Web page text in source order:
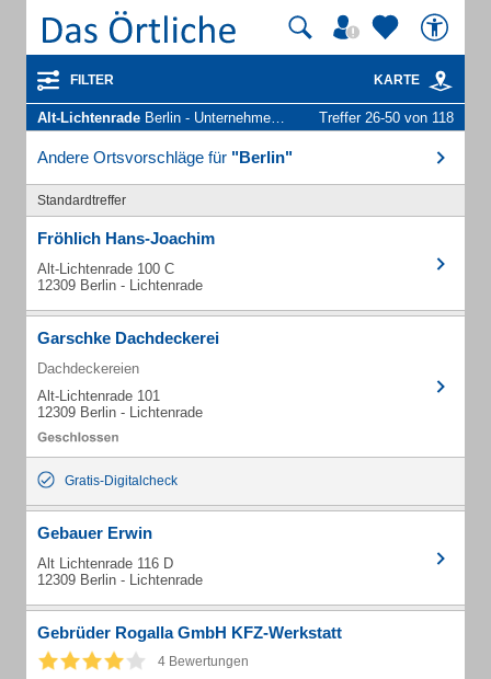
FILTER KARTE
Alt-Lichtenrade Berlin - Unternehmen und Personen Treffer 26-50 von 118
Andere Ortsvorschläge für "Berlin"
Standardtreffer
Fröhlich Hans-Joachim
Alt-Lichtenrade 100 C
12309 Berlin - Lichtenrade
Garschke Dachdeckerei
Dachdeckereien
Alt-Lichtenrade 101
12309 Berlin - Lichtenrade
Gratis-Digitalcheck
Gebauer Erwin
Alt Lichtenrade 116 D
12309 Berlin - Lichtenrade
Gebrüder Rogalla GmbH KFZ-Werkstatt
4 Bewertungen